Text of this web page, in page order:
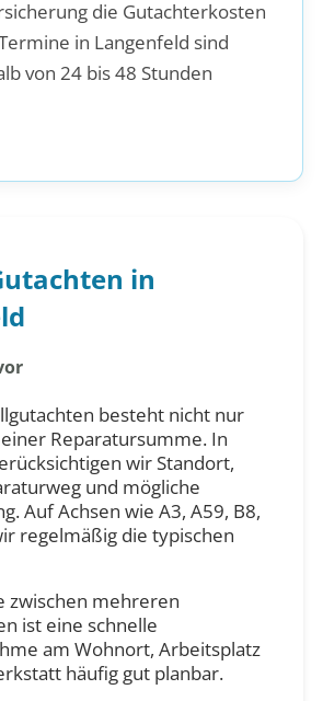
die Gutachterkosten
in Langenfeld sind
von 24 bis 48 Stunden
in
besteht nicht nur
Reparatursumme. In
wir Standort,
und mögliche
Auf Achsen wie A3, A59, B8,
regelmäßig die typischen
zwischen mehreren
ist eine schnelle
am Wohnort, Arbeitsplatz
häufig gut planbar.